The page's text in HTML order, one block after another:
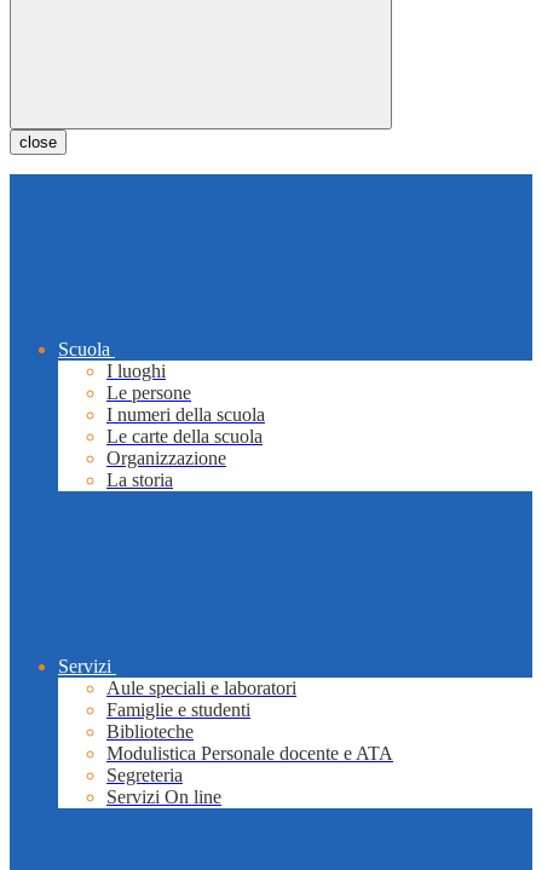
close
Scuola
I luoghi
Le persone
I numeri della scuola
Le carte della scuola
Organizzazione
La storia
Servizi
Aule speciali e laboratori
Famiglie e studenti
Biblioteche
Modulistica Personale docente e ATA
Segreteria
Servizi On line